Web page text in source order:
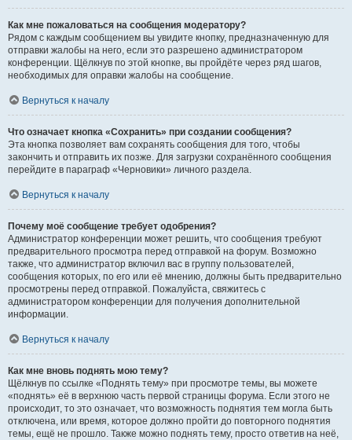
Как мне пожаловаться на сообщения модератору?
Рядом с каждым сообщением вы увидите кнопку, предназначенную для
отправки жалобы на него, если это разрешено администратором
конференции. Щёлкнув по этой кнопке, вы пройдёте через ряд шагов,
необходимых для оправки жалобы на сообщение.
Вернуться к началу
Что означает кнопка «Сохранить» при создании сообщения?
Эта кнопка позволяет вам сохранять сообщения для того, чтобы
закончить и отправить их позже. Для загрузки сохранённого сообщения
перейдите в параграф «Черновики» личного раздела.
Вернуться к началу
Почему моё сообщение требует одобрения?
Администратор конференции может решить, что сообщения требуют
предварительного просмотра перед отправкой на форум. Возможно
также, что администратор включил вас в группу пользователей,
сообщения которых, по его или её мнению, должны быть предварительно
просмотрены перед отправкой. Пожалуйста, свяжитесь с
администратором конференции для получения дополнительной
информации.
Вернуться к началу
Как мне вновь поднять мою тему?
Щёлкнув по ссылке «Поднять тему» при просмотре темы, вы можете
«поднять» её в верхнюю часть первой страницы форума. Если этого не
происходит, то это означает, что возможность поднятия тем могла быть
отключена, или время, которое должно пройти до повторного поднятия
темы, ещё не прошло. Также можно поднять тему, просто ответив на неё,